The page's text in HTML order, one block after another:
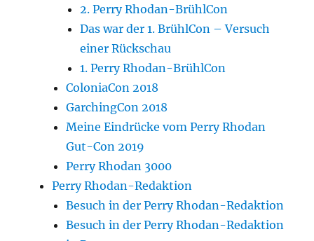
2. Perry Rhodan-BrühlCon
Das war der 1. BrühlCon – Versuch
einer Rückschau
1. Perry Rhodan-BrühlCon
ColoniaCon 2018
GarchingCon 2018
Meine Eindrücke vom Perry Rhodan
Gut-Con 2019
Perry Rhodan 3000
Perry Rhodan-Redaktion
Besuch in der Perry Rhodan-Redaktion
Besuch in der Perry Rhodan-Redaktion